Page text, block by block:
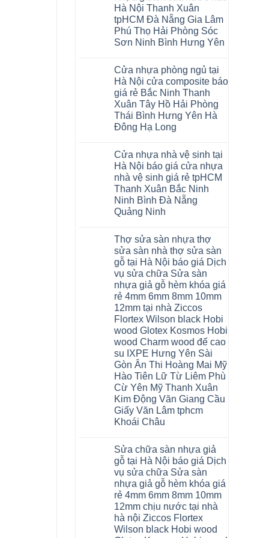
Thanh
Hóa
Quỳnh
Phụ
Phú
Thọ
Tuyên
Quang
Việt
Nam
khóa
4mm
6mm
đế
cao
su
và
cửa
nhựa
composite
giả
vân
không
gian
sang
trọng
Hà Nội Thanh Xuân
tpHCM Đà Nẵng Gia Lâm
Phú Thọ Hải Phòng Sóc
Sơn Ninh Bình Hưng Yên
bình
luận
ở
Sàn
nhựa
Glotex
4mm
giá
bao
nhựa
giả
gỗ
Glotex
có
tốt
không
sàn
nhựa
nước
nào
Hà
Nội
Thanh
Xuân
tpHCM
Đà
Nẵng
Gia
Lâm
Phú
Thọ
Hải
Phòng
Sóc
Sơn
Ninh
Bình
Hưng
Yên
Cửa nhựa phòng ngủ tại
Hà Nội cửa composite báo
giá rẻ Bắc Ninh Thanh
Xuân Tây Hồ Hải Phòng
Thái Bình Hưng Yên Hà
Đông Hạ Long
bình
luận
ở
Cửa
nhựa
phòng
ngủ
tại
Hà
composite
báo
giá
rẻ
Bắc
Ninh
Thanh
Xuân
Tây
Hồ
Hải
Thái
Bình
Hưng
Yên
Hà
Đông
Hạ
Long
Cửa nhựa nhà vệ sinh tại
Hà Nội báo giá cửa nhựa
nhà vệ sinh giá rẻ tpHCM
Thanh Xuân Bắc Ninh
Ninh Bình Đà Nẵng
Quảng Ninh
bình
luận
ở
Cửa
nhựa
nhà
vệ
sinh
tại
Hà
Nội
báo
giá
cửa
nhựa
nhà
vệ
sinh
giá
rẻ
tpHCM
Thanh
Xuân
Bắc
Ninh
Đà
Nẵng
Quảng
Ninh
Thợ sửa sàn nhựa thợ
sửa sàn nhà thợ sửa sàn
gỗ tại Hà Nội báo giá Dịch
vụ sửa chữa Sửa sàn
nhựa giả gỗ hèm khóa giá
rẻ 4mm 6mm 8mm 10mm
12mm tại nhà Ziccos
Flortex Wilson black Hobi
wood Glotex Kosmos Hobi
wood Charm wood đế cao
su IXPE Hưng Yên Sài
Gòn Ân Thi Hoàng Mai Mỹ
Hào Tiên Lữ Từ Liêm Phù
Cừ Yên Mỹ Thanh Xuân
Kim Động Văn Giang Cầu
Giấy Văn Lâm tphcm
Khoái Châu
bình
luận
ở
Thợ
sửa
sàn
nhựa
thợ
sửa
sàn
nhà
thợ
Sửa chữa sàn nhựa giả
gỗ tại Hà Nội báo giá Dịch
vụ sửa chữa Sửa sàn
nhựa giả gỗ hèm khóa giá
rẻ 4mm 6mm 8mm 10mm
12mm chịu nước tại nhà
hà nội Ziccos Flortex
Wilson black Hobi wood